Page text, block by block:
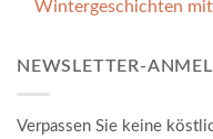
Wintergeschichten mit
NEWSLETTER-
Verpassen Sie keine